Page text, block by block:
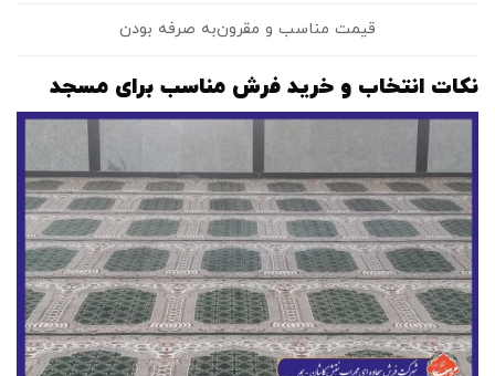
قیمت مناسب و مقرون‌به‌ صرفه بودن
نکات انتخاب و خرید فرش مناسب برای مسجد